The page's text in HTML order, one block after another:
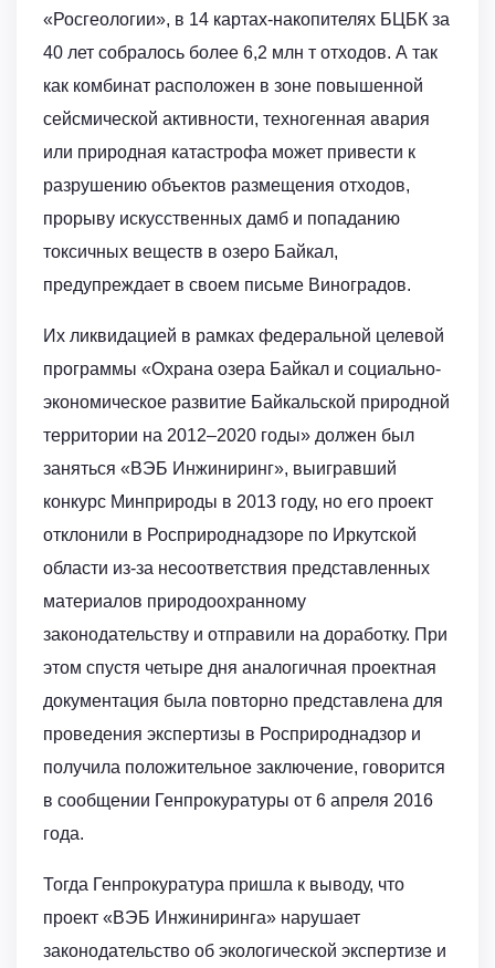
«Росгеологии», в 14 картах-накопителях БЦБК за
40 лет собралось более 6,2 млн т отходов. А так
как комбинат расположен в зоне повышенной
сейсмической активности, техногенная авария
или природная катастрофа может привести к
разрушению объектов размещения отходов,
прорыву искусственных дамб и попаданию
токсичных веществ в озеро Байкал,
предупреждает в своем письме Виноградов.
Их ликвидацией в рамках федеральной целевой
программы «Охрана озера Байкал и социально-
экономическое развитие Байкальской природной
территории на 2012–2020 годы» должен был
заняться «ВЭБ Инжиниринг», выигравший
конкурс Минприроды в 2013 году, но его проект
отклонили в Росприроднадзоре по Иркутской
области из-за несоответствия представленных
материалов природоохранному
законодательству и отправили на доработку. При
этом спустя четыре дня аналогичная проектная
документация была повторно представлена для
проведения экспертизы в Росприроднадзор и
получила положительное заключение, говорится
в сообщении Генпрокуратуры от 6 апреля 2016
года.
Тогда Генпрокуратура пришла к выводу, что
проект «ВЭБ Инжиниринга» нарушает
законодательство об экологической экспертизе и